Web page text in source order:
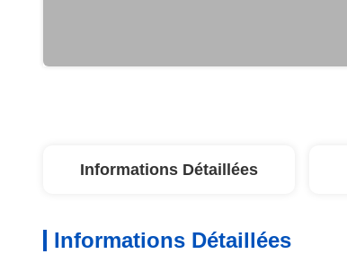
Informations Détaillées
Informations Détaillées